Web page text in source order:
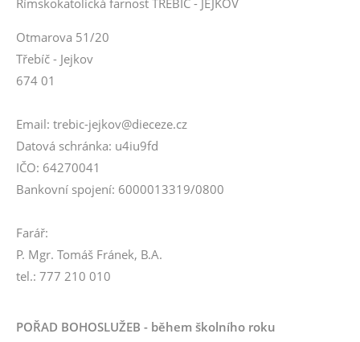
Římskokatolická farnost TŘEBÍČ - JEJKOV
Otmarova 51/20
Třebíč - Jejkov
674 01
Email: trebic-jejkov@dieceze.cz
Datová schránka: u4iu9fd
IČO: 64270041
Bankovní spojení: 6000013319/0800
Farář:
P. Mgr. Tomáš Fránek, B.A.
tel.: 777 210 010
POŘAD BOHOSLUŽEB - během školního roku